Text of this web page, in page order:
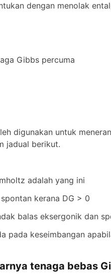
dengan menolak
Gibbs percuma
digunakan untuk
jadual berikut.
adalah yang ini
kerana DG > 0
balas eksergonik dan
pada keseimbangan
tenaga bebas